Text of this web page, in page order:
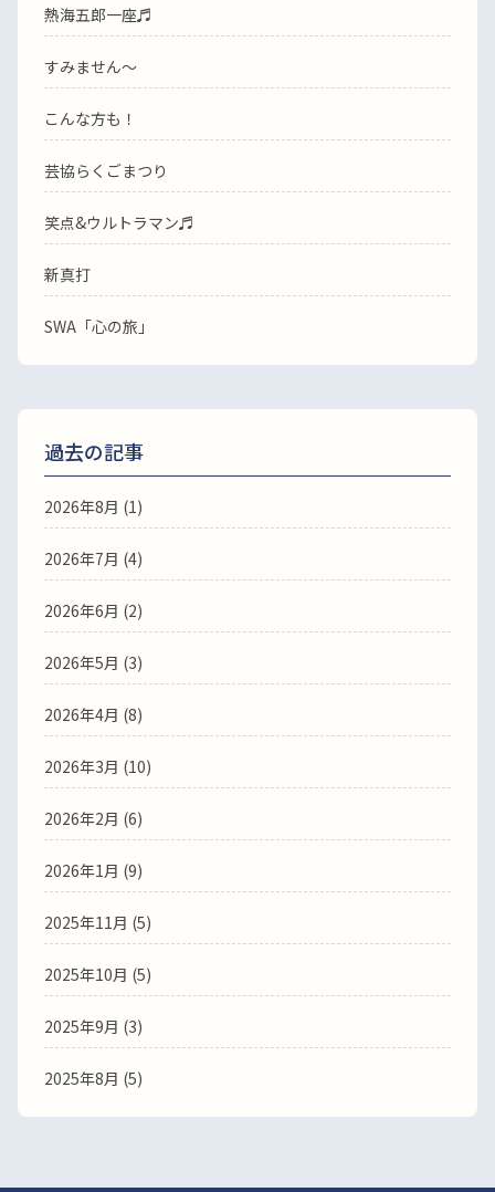
熱海五郎一座♬
すみません〜
こんな方も！
芸協らくごまつり
笑点&ウルトラマン♬
新真打
SWA「心の旅」
過去の記事
2026年8月 (1)
2026年7月 (4)
2026年6月 (2)
2026年5月 (3)
2026年4月 (8)
2026年3月 (10)
2026年2月 (6)
2026年1月 (9)
2025年11月 (5)
2025年10月 (5)
2025年9月 (3)
2025年8月 (5)